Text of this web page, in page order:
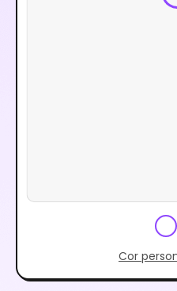
Cor